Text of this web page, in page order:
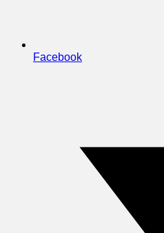
Facebook